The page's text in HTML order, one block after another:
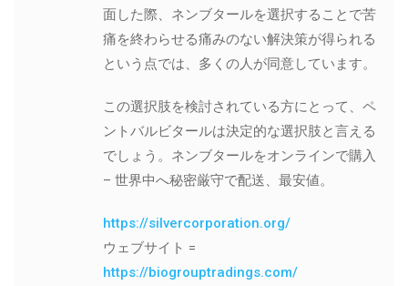
面した際、ネンブタールを選択することで苦
痛を終わらせる痛みのない解決策が得られる
という点では、多くの人が同意しています。
この選択肢を検討されている方にとって、ペ
ントバルビタールは決定的な選択肢と言える
でしょう。ネンブタールをオンラインで購入
– 世界中へ秘密厳守で配送、最安値。
https://silvercorporation.org/
ウェブサイト =
https://biogrouptradings.com/